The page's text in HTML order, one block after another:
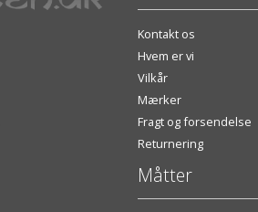
Kontakt os
Hvem er vi
Vilkår
Mærker
Fragt og forsendelse
Returnering
Måtter